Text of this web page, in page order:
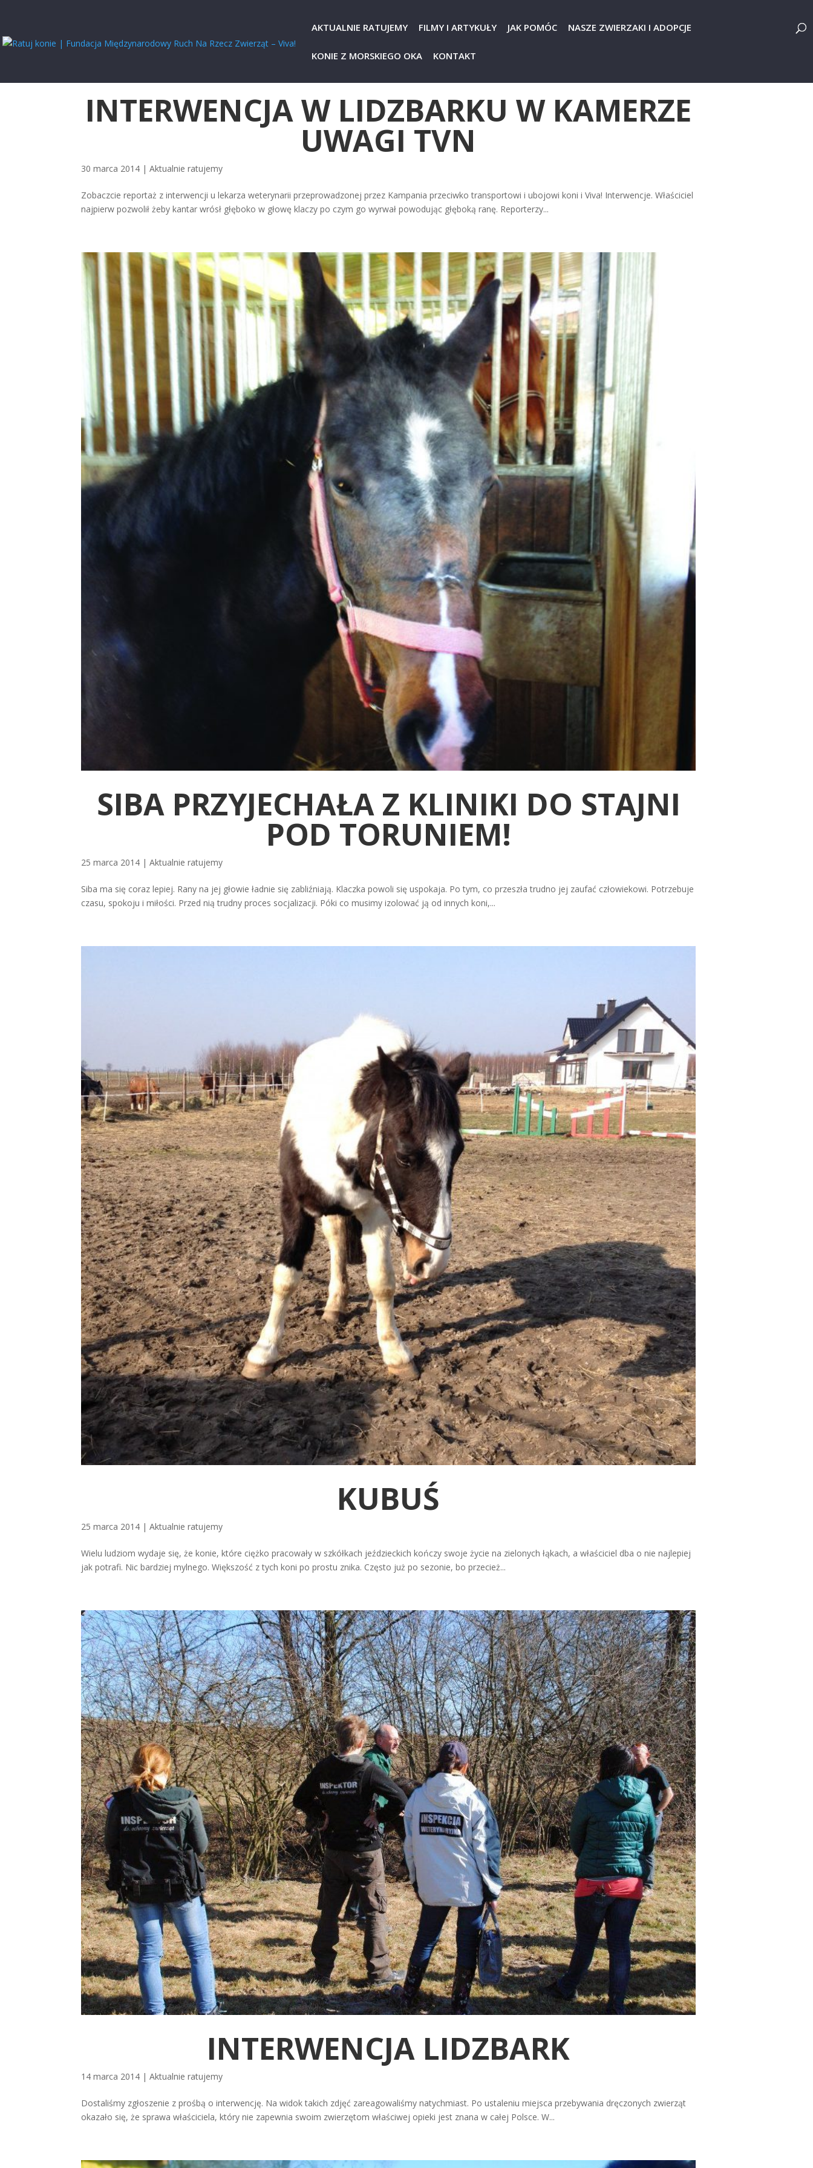
AKTUALNIE RATUJEMY FILMY I ARTYKUŁY JAK POMÓC NASZE ZWIERZAKI I ADOPCJE
KONIE Z MORSKIEGO OKA KONTAKT
INTERWENCJA W LIDZBARKU W KAMERZE
UWAGI TVN
30 marca 2014 |Aktualnie ratujemy
Zobaczcie reportaż z interwencji u lekarza weterynarii przeprowadzonej przez Kampania przeciwko transportowi i ubojowi koni i Viva! Interwencje. Właściciel
najpierw pozwolił żeby kantar wrósł głęboko w głowę klaczy po czym go wyrwał powodując głęboką ranę. Reporterzy...
SIBA PRZYJECHAŁA Z KLINIKI DO STAJNI
POD TORUNIEM!
25 marca 2014 |Aktualnie ratujemy
Siba ma się coraz lepiej. Rany na jej głowie ładnie się zabliźniają. Klaczka powoli się uspokaja. Po tym, co przeszła trudno jej zaufać człowiekowi. Potrzebuje
czasu, spokoju i miłości. Przed nią trudny proces socjalizacji. Póki co musimy izolować ją od innych koni,...
KUBUŚ
25 marca 2014 |Aktualnie ratujemy
Wielu ludziom wydaje się, że konie, które ciężko pracowały w szkółkach jeździeckich kończy swoje życie na zielonych łąkach, a właściciel dba o nie najlepiej
jak potrafi. Nic bardziej mylnego. Większość z tych koni po prostu znika. Często już po sezonie, bo przecież...
INTERWENCJA LIDZBARK
14 marca 2014 |Aktualnie ratujemy
Dostaliśmy zgłoszenie z prośbą o interwencję. Na widok takich zdjęć zareagowaliśmy natychmiast. Po ustaleniu miejsca przebywania dręczonych zwierząt
okazało się, że sprawa właściciela, który nie zapewnia swoim zwierzętom właściwej opieki jest znana w całej Polsce. W...